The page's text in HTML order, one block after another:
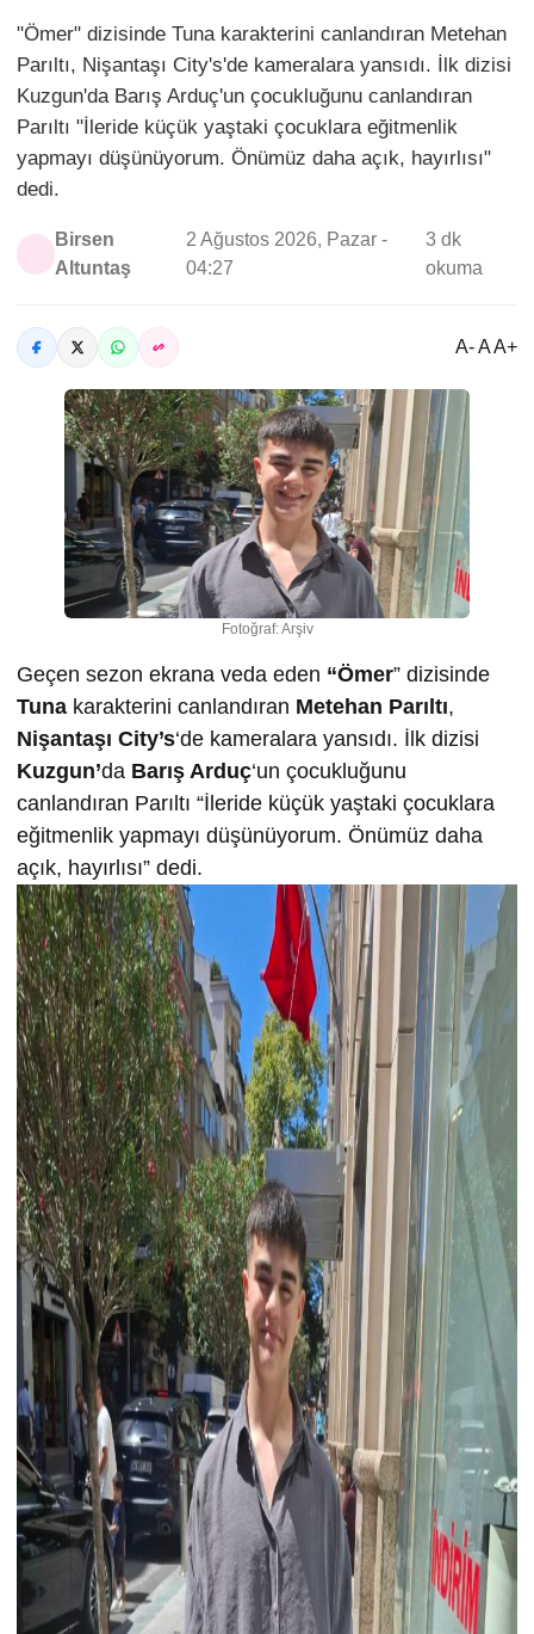
"Ömer" dizisinde Tuna karakterini canlandıran Metehan
Parıltı, Nişantaşı City's'de kameralara yansıdı. İlk dizisi
Kuzgun'da Barış Arduç'un çocukluğunu canlandıran
Parıltı "İleride küçük yaştaki çocuklara eğitmenlik
yapmayı düşünüyorum. Önümüz daha açık, hayırlısı"
dedi.
Birsen
Altuntaş
2 Ağustos 2026, Pazar -
04:27
3 dk
okuma
A- A A+
Fotoğraf: Arşiv
Geçen sezon ekrana veda eden “Ömer” dizisinde
Tuna karakterini canlandıran Metehan Parıltı,
Nişantaşı City’s‘de kameralara yansıdı. İlk dizisi
Kuzgun’da Barış Arduç‘un çocukluğunu
canlandıran Parıltı “İleride küçük yaştaki çocuklara
eğitmenlik yapmayı düşünüyorum. Önümüz daha
açık, hayırlısı” dedi.